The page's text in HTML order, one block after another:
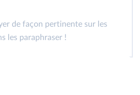
de façon pertinente sur les
les paraphraser !